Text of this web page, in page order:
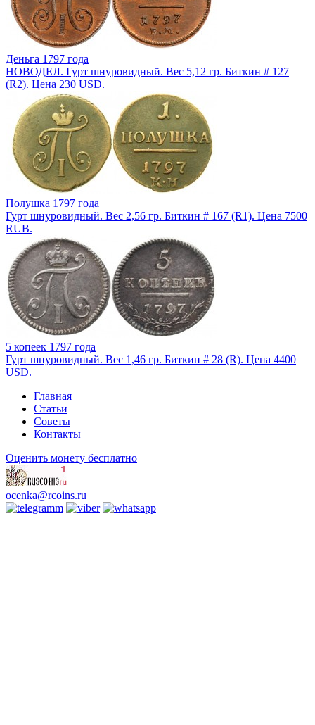
Деньга 1797 года
НОВОДЕЛ. Гурт шнуровидный. Вес 5,12 гр. Биткин # 127
(R2). Цена 230 USD.
Полушка 1797 года
Гурт шнуровидный. Вес 2,56 гр. Биткин # 167 (R1). Цена 7500
RUB.
5 копеек 1797 года
Гурт шнуровидный. Вес 1,46 гр. Биткин # 28 (R). Цена 4400
USD.
Главная
Статьи
Советы
Контакты
Оценить монету бесплатно
ocenka@rcoins.ru